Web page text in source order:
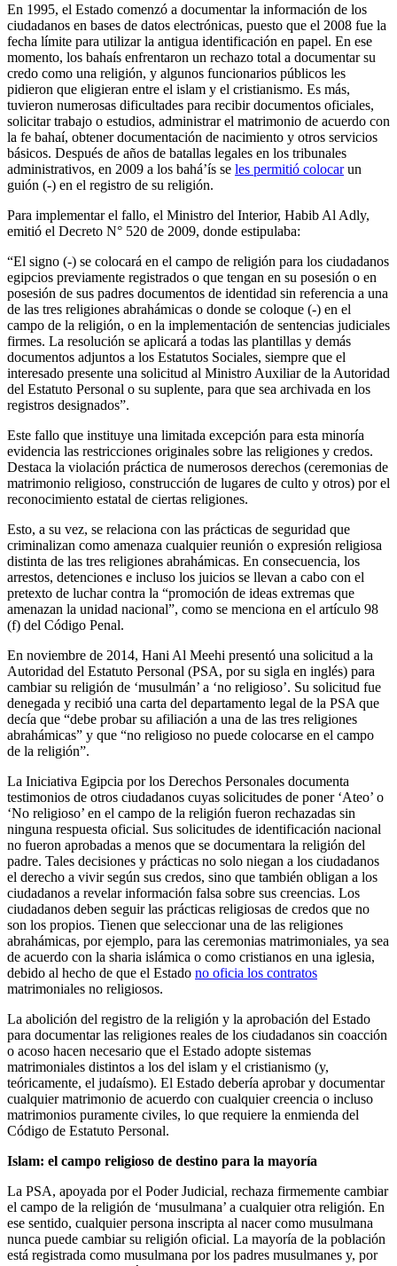
En 1995, el Estado comenzó a documentar la información de los
ciudadanos en bases de datos electrónicas, puesto que el 2008 fue la
fecha límite para utilizar la antigua identificación en papel. En ese
momento, los bahaís enfrentaron un rechazo total a documentar su
credo como una religión, y algunos funcionarios públicos les
pidieron que eligieran entre el islam y el cristianismo. Es más,
tuvieron numerosas dificultades para recibir documentos oficiales,
solicitar trabajo o estudios, administrar el matrimonio de acuerdo con
la fe bahaí, obtener documentación de nacimiento y otros servicios
básicos. Después de años de batallas legales en los tribunales
administrativos, en 2009 a los bahá’ís se les permitió colocarun
guión (-) en el registro de su religión.
Para implementar el fallo, el Ministro del Interior, Habib Al Adly,
emitió el Decreto N° 520 de 2009, donde estipulaba:
“El signo (-) se colocará en el campo de religión para los ciudadanos
egipcios previamente registrados o que tengan en su posesión o en
posesión de sus padres documentos de identidad sin referencia a una
de las tres religiones abrahámicas o donde se coloque (-) en el
campo de la religión, o en la implementación de sentencias judiciales
firmes. La resolución se aplicará a todas las plantillas y demás
documentos adjuntos a los Estatutos Sociales, siempre que el
interesado presente una solicitud al Ministro Auxiliar de la Autoridad
del Estatuto Personal o su suplente, para que sea archivada en los
registros designados”.
Este fallo que instituye una limitada excepción para esta minoría
evidencia las restricciones originales sobre las religiones y credos.
Destaca la violación práctica de numerosos derechos (ceremonias de
matrimonio religioso, construcción de lugares de culto y otros) por el
reconocimiento estatal de ciertas religiones.
Esto, a su vez, se relaciona con las prácticas de seguridad que
criminalizan como amenaza cualquier reunión o expresión religiosa
distinta de las tres religiones abrahámicas. En consecuencia, los
arrestos, detenciones e incluso los juicios se llevan a cabo con el
pretexto de luchar contra la “promoción de ideas extremas que
amenazan la unidad nacional”, como se menciona en el artículo 98
(f) del Código Penal.
En noviembre de 2014, Hani Al Meehi presentó una solicitud a la
Autoridad del Estatuto Personal (PSA, por su sigla en inglés) para
cambiar su religión de ‘musulmán’ a ‘no religioso’. Su solicitud fue
denegada y recibió una carta del departamento legal de la PSA que
decía que “debe probar su afiliación a una de las tres religiones
abrahámicas” y que “no religioso no puede colocarse en el campo
de la religión”.
La Iniciativa Egipcia por los Derechos Personales documenta
testimonios de otros ciudadanos cuyas solicitudes de poner ‘Ateo’ o
‘No religioso’ en el campo de la religión fueron rechazadas sin
ninguna respuesta oficial. Sus solicitudes de identificación nacional
no fueron aprobadas a menos que se documentara la religión del
padre. Tales decisiones y prácticas no solo niegan a los ciudadanos
el derecho a vivir según sus credos, sino que también obligan a los
ciudadanos a revelar información falsa sobre sus creencias. Los
ciudadanos deben seguir las prácticas religiosas de credos que no
son los propios. Tienen que seleccionar una de las religiones
abrahámicas, por ejemplo, para las ceremonias matrimoniales, ya sea
de acuerdo con la sharia islámica o como cristianos en una iglesia,
debido al hecho de que el Estado no oficia los contratos
matrimoniales no religiosos.
La abolición del registro de la religión y la aprobación del Estado
para documentar las religiones reales de los ciudadanos sin coacción
o acoso hacen necesario que el Estado adopte sistemas
matrimoniales distintos a los del islam y el cristianismo (y,
teóricamente, el judaísmo). El Estado debería aprobar y documentar
cualquier matrimonio de acuerdo con cualquier creencia o incluso
matrimonios puramente civiles, lo que requiere la enmienda del
Código de Estatuto Personal.
Islam: el campo religioso de destino para la mayoría
La PSA, apoyada por el Poder Judicial, rechaza firmemente cambiar
el campo de la religión de ‘musulmana’ a cualquier otra religión. En
ese sentido, cualquier persona inscripta al nacer como musulmana
nunca puede cambiar su religión oficial. La mayoría de la población
está registrada como musulmana por los padres musulmanes y, por